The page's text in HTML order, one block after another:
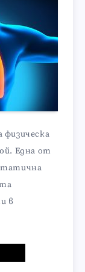
физическа
Една от
в